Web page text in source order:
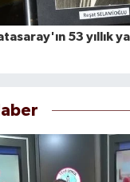
53 yıllık